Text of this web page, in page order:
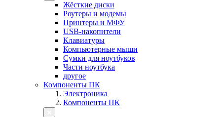
Жёсткие диски
Роутеры и модемы
Принтеры и МФУ
USB-накопители
Клавиатуры
Компьютерные мыши
Сумки для ноутбуков
Части ноутбука
другое
Компоненты ПК
Электроника
Компоненты ПК